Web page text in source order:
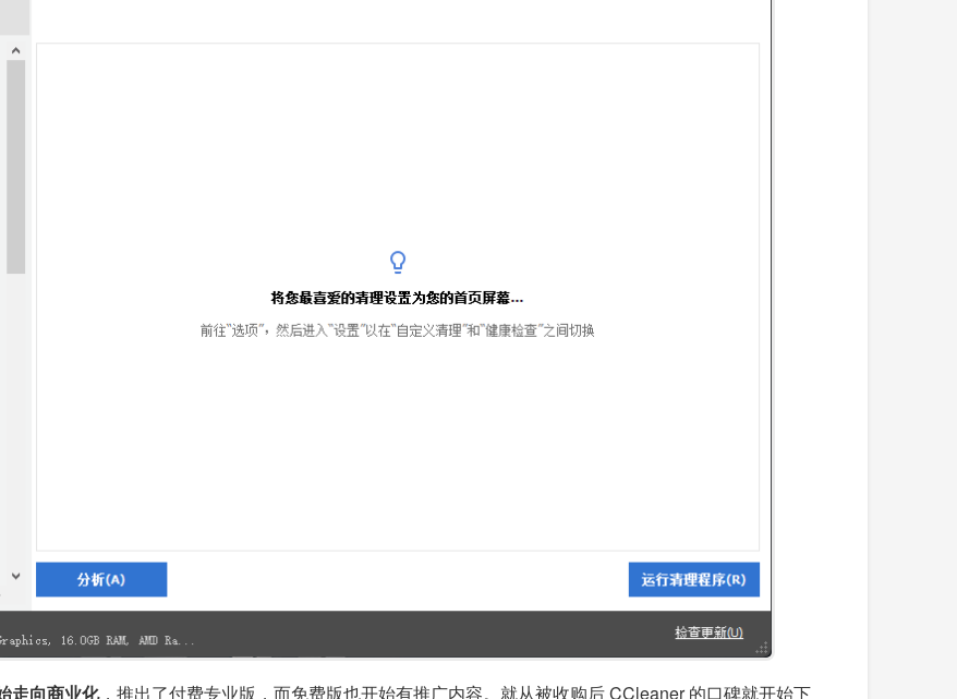
走向商业化，推出了付费专业版，而免费版也开始有推广内容。就从被收购后 CCleaner 的口碑就开始下